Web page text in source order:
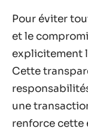
Pour éviter
et le
explicitement
Cette
une
renforce cette